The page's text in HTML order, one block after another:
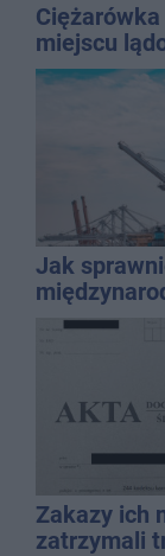
miejscu
Jak
Zakazy ich
zatrzymali